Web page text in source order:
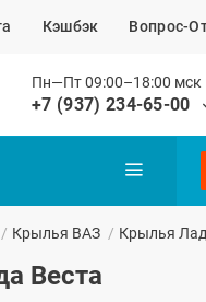
Кэшбэк Вопрос-
Пн—Пт 09:00–18:00 мск
+7 (937) 234-65-00
/ Крылья ВАЗ / Крылья
Веста